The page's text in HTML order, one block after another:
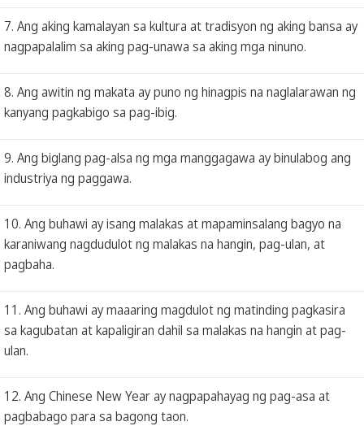
7. Ang aking kamalayan sa kultura at tradisyon ng aking bansa ay
nagpapalalim sa aking pag-unawa sa aking mga ninuno.
8. Ang awitin ng makata ay puno ng hinagpis na naglalarawan ng
kanyang pagkabigo sa pag-ibig.
9. Ang biglang pag-alsa ng mga manggagawa ay binulabog ang
industriya ng paggawa.
10. Ang buhawi ay isang malakas at mapaminsalang bagyo na
karaniwang nagdudulot ng malakas na hangin, pag-ulan, at
pagbaha.
11. Ang buhawi ay maaaring magdulot ng matinding pagkasira
sa kagubatan at kapaligiran dahil sa malakas na hangin at pag-
ulan.
12. Ang Chinese New Year ay nagpapahayag ng pag-asa at
pagbabago para sa bagong taon.